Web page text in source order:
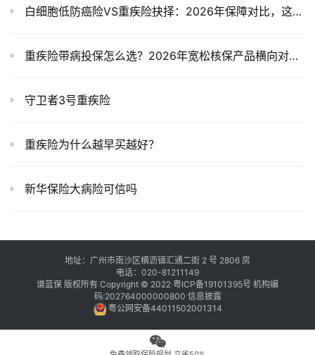
白细胞低防癌险VS重疾险抉择：2026年保障对比，这三款产品最宽松！
重疾险带病投保怎么选？2026年宽松核保产品横向对比，非标体不再裸奔
守卫者3号重疾险
重疾险为什么越早买越好？
新华保险大病险可信吗
地址：广州市南沙区横沥镇汇通二街 2 号 2806 房
电话：020-81211149
谱蓝保 版权所有 Copyright © 2022 粤ICP备19101395号 机构编
码:202764000000800 信息披露
粤公网安备44011502001314